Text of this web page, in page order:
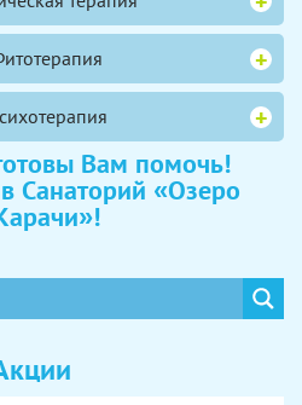
Вам помочь!
Санаторий «Озеро